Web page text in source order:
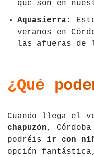
que son en
Aquasierra:
veranos en
las afueras de
¿Qué
Cuando llega el
chapuzón,
podréis ir con
opción